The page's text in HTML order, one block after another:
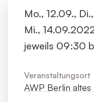
Mo., 12.09.,
Mi.,
jeweils 09:30
Veranstaltungsort
AWP Berlin